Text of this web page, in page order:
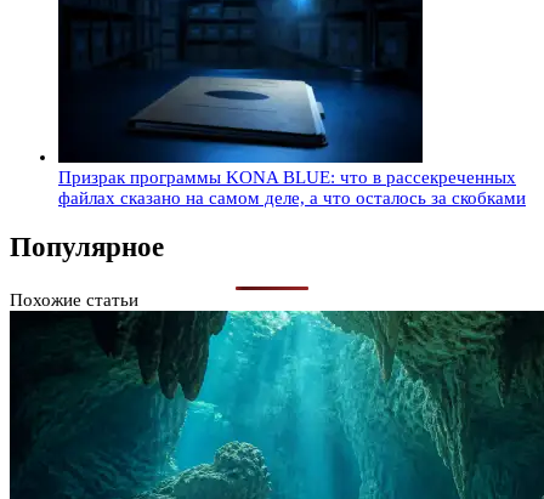
Призрак программы KONA BLUE: что в рассекреченных
файлах сказано на самом деле, а что осталось за скобками
Популярное
Похожие статьи